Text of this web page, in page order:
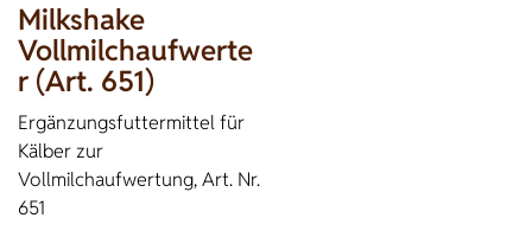
Milkshake
Vollmilchaufwerte
r (Art. 651)
Ergänzungsfuttermittel für
Kälber zur
Vollmilchaufwertung, Art. Nr.
651